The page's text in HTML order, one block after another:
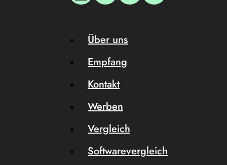
Über uns
Empfang
Kontakt
Werben
Vergleich
Softwarevergleich